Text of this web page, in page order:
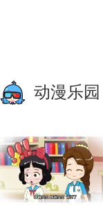
动漫乐园